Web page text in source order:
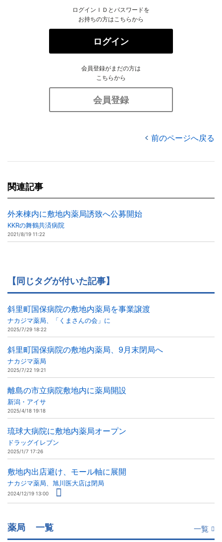
ログインＩＤとパスワードを
お持ちの方はこちらから
ログイン
会員登録がまだの方は
こちらから
会員登録
前のページへ戻る
関連記事
外来棟内に敷地内薬局誘致へ公募開始
KKRの舞鶴共済病院
2021/8/19 11:22
【同じタグが付いた記事】
斜里町国保病院の敷地内薬局を事業譲渡
ナカジマ薬局、「くまさんの会」に
2025/7/29 18:22
斜里町国保病院の敷地内薬局、9月末閉局へ
ナカジマ薬局
2025/7/22 19:21
離島の市立病院敷地内に薬局開設
新潟・アイサ
2025/4/18 19:18
琉球大病院に敷地内薬局オープン
ドラッグイレブン
2025/1/7 17:26
敷地内出店避け、モール軸に展開
ナカジマ薬局、旭川医大店は閉局
2024/12/19 13:00
薬局 一覧 一覧